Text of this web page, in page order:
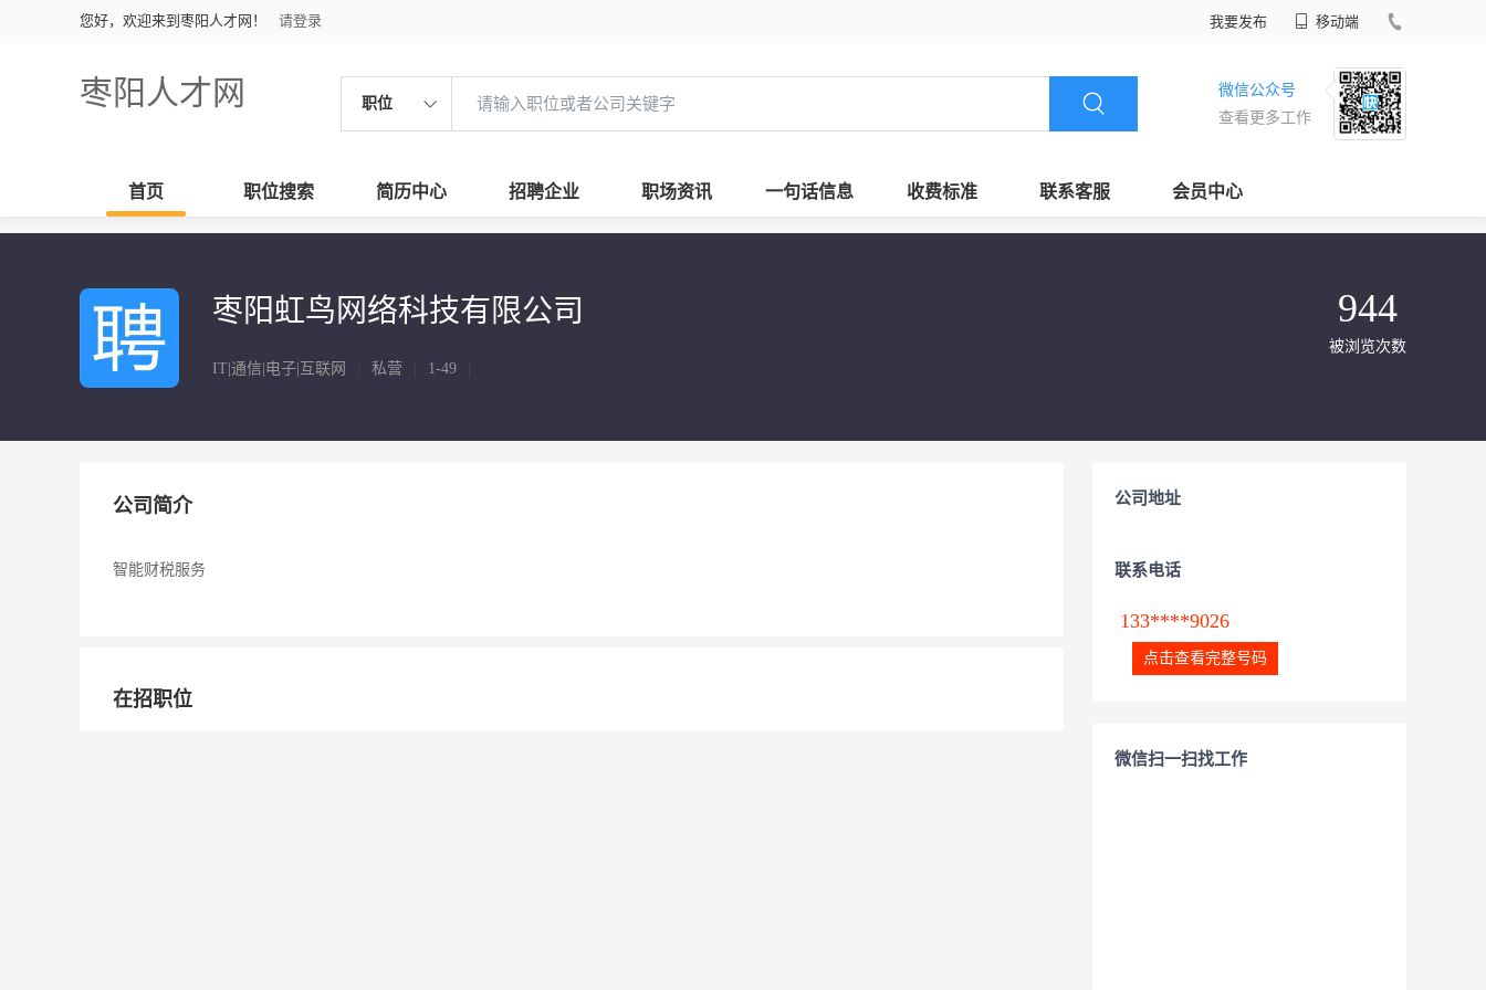
您好，欢迎来到枣阳人才网！ 请登录 我要发布 移动端
枣阳人才网 职位
微信公众号
查看更多工作
首页 职位搜索 简历中心 招聘企业 职场资讯 一句话信息 收费标准 联系客服 会员中心
枣阳虹鸟网络科技有限公司
IT|通信|电子|互联网 私营 1-49
944
被浏览次数
公司简介
智能财税服务
在招职位
公司地址
联系电话
133****9026
点击查看完整号码
微信扫一扫找工作